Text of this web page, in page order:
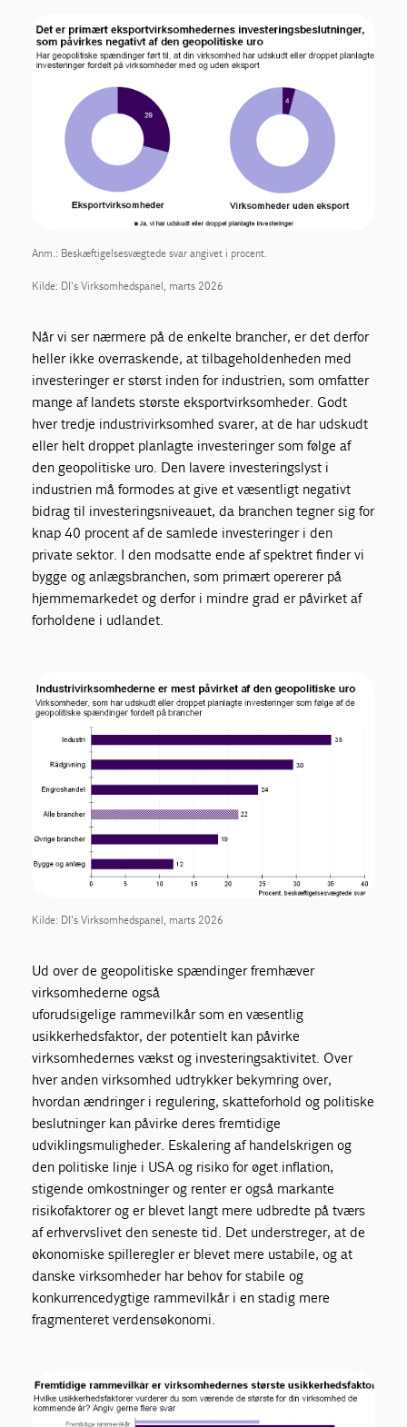
Anm.: Beskæftigelsesvægtede svar angivet i procent.
Kilde: DI's Virksomhedspanel, marts 2026
Når vi ser nærmere på de enkelte brancher, er det derfor
heller ikke overraskende, at tilbageholdenheden med
investeringer er størst inden for industrien, som omfatter
mange af landets største eksportvirksomheder. Godt
hver tredje industrivirksomhed svarer, at de har udskudt
eller helt droppet planlagte investeringer som følge af
den geopolitiske uro. Den lavere investeringslyst i
industrien må formodes at give et væsentligt negativt
bidrag til investeringsniveauet, da branchen tegner sig for
knap 40 procent af de samlede investeringer i den
private sektor. I den modsatte ende af spektret finder vi
bygge og anlægsbranchen, som primært opererer på
hjemmemarkedet og derfor i mindre grad er påvirket af
forholdene i udlandet.
Kilde: DI's Virksomhedspanel, marts 2026
Ud over de geopolitiske spændinger fremhæver
virksomhederne også
uforudsigelige rammevilkår som en væsentlig
usikkerhedsfaktor, der potentielt kan påvirke
virksomhedernes vækst og investeringsaktivitet. Over
hver anden virksomhed udtrykker bekymring over,
hvordan ændringer i regulering, skatteforhold og politiske
beslutninger kan påvirke deres fremtidige
udviklingsmuligheder. Eskalering af handelskrigen og
den politiske linje i USA og risiko for øget inflation,
stigende omkostninger og renter er også markante
risikofaktorer og er blevet langt mere udbredte på tværs
af erhvervslivet den seneste tid. Det understreger, at de
økonomiske spilleregler er blevet mere ustabile, og at
danske virksomheder har behov for stabile og
konkurrencedygtige rammevilkår i en stadig mere
fragmenteret verdensøkonomi.